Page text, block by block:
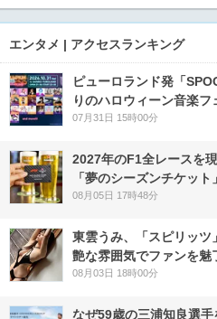
エンタメ | アクセスランキング
ピューロランド発「
りのハロウィーン音楽フ
07月31日 15時00分
2027年のF1全レースを
「夢のシーズンチケット
08月05日 17時48分
東雲うみ、「スピリッ
艶な雰囲気でファンを魅
08月03日 18時00分
なぜ59歳の三浦知良選